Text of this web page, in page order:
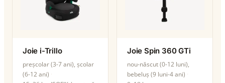
Joie i-Trillo
preșcolar (3-7 ani), școlar
(6-12 ani)
Joie Spin 360 GTi
nou-născut (0-12 luni),
bebeluș (9 luni-4 ani)